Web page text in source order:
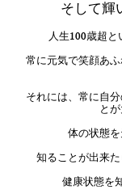
そして輝
人生100歳超と
常に元気で笑顔あ
それには、常に自
と
体の状態
知ることが出来
健康状態を